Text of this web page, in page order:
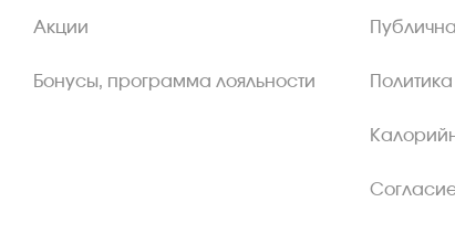
Акции
Бонусы, программа лояльности